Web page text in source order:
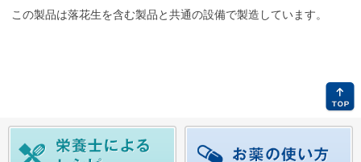
この製品は落花生を含む製品と共通の設備で製造しています。